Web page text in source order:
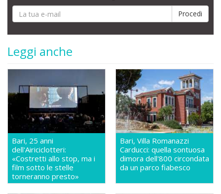
Leggi anche
Bari, 25 anni
dell'Airiciclotteri:
«Costretti allo stop, ma i
film sotto le stelle
torneranno presto»
Bari, Villa Romanazzi
Carducci: quella sontuosa
dimora dell'800 circondata
da un parco fiabesco